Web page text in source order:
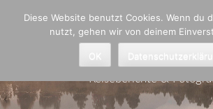
Astrid
Reiseberichte &
Diese Website benutzt Cookies. Wenn du
nutzt, gehen wir von deinem